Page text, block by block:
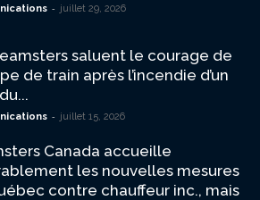
- juillet 29, 2026
saluent le courage de
de train après l’incendie d’un
- juillet 15, 2026
Canada accueille
les nouvelles mesures
contre chauffeur inc., mais